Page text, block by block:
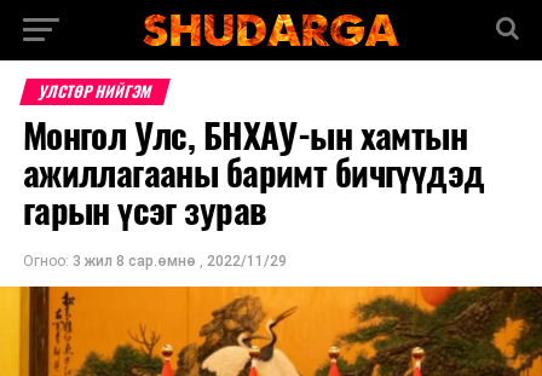
УЛСТӨР НИЙГЭМ
Монгол Улс, БНХАУ-ын хамтын
ажиллагааны баримт бичгүүдэд
гарын үсэг зурав
Огноо: 3 жил 8 сар.өмнө , 2022/11/29